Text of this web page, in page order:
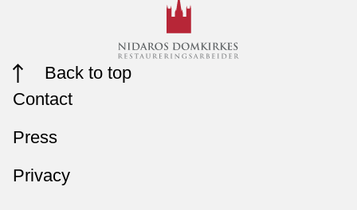
Contact
Press
Privacy
Back to top